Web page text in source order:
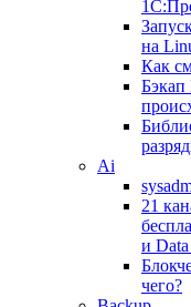
на
Как
Ai
21
и
чего?